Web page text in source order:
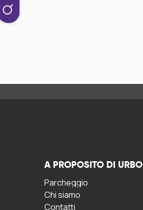
A PROPOSITO DI URBO
Parcheggio
Chi siamo
Contatti